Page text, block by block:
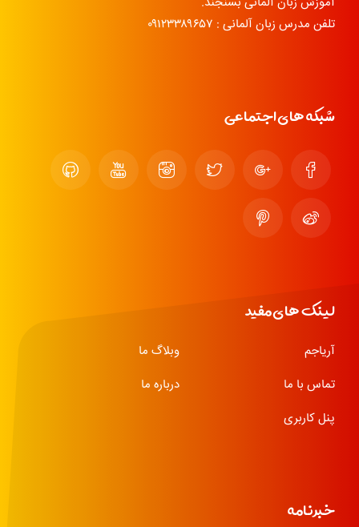
تلفن مدرس زبان آلمانی : ۰۹۱۲۳۳۸۹۶۵۷
شبکه های اجتماعی
لینک های مفید
آریاجم
وبلاگ ما
تماس با ما
درباره ما
پنل کاربری
خبرنامه